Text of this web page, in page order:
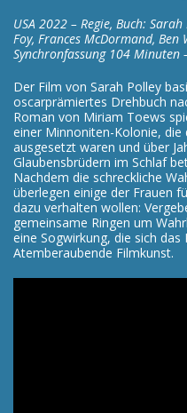
USA 2022 – Regie, Buch:
Foy, Frances McDormand, Ben
Synchronfassung 104 Minuten
Der Film von Sarah Polley
oscarprämiertes Drehbuch
Roman von Miriam Toews
einer Minnoniten-Kolonie,
ausgesetzt waren und über
Glaubensbrüdern im Schlaf
Nachdem die schreckliche
überlegen einige der Frauen
dazu verhalten wollen:
gemeinsame Ringen um
eine Sogwirkung, die sich
Atemberaubende Filmkunst.